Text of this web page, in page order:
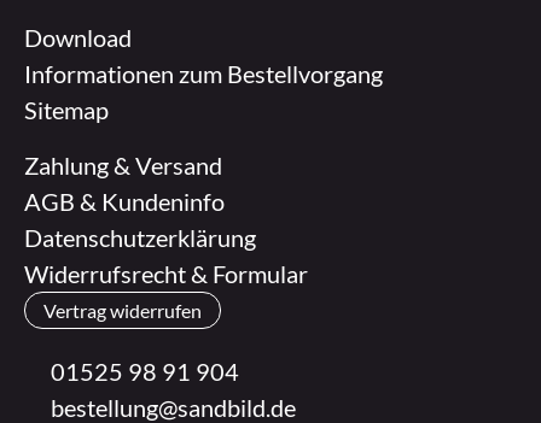
Download
Informationen zum Bestellvorgang
Sitemap
Zahlung & Versand
AGB & Kundeninfo
Datenschutzerklärung
Widerrufsrecht & Formular
Vertrag widerrufen
01525 98 91 904
bestellung@sandbild.de